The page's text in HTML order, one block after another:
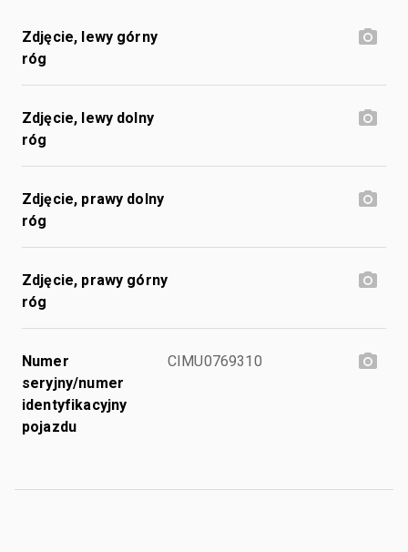
Zdjęcie, lewy górny
róg
Zdjęcie, lewy dolny
róg
Zdjęcie, prawy dolny
róg
Zdjęcie, prawy górny
róg
Numer
seryjny/numer
identyfikacyjny
pojazdu
CIMU0769310